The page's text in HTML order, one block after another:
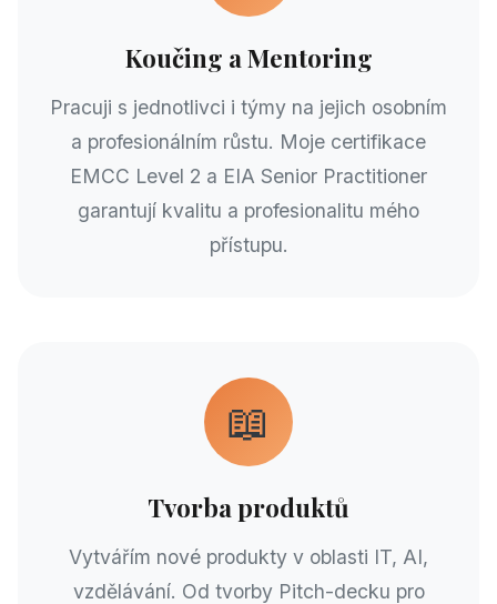
Koučing a Mentoring
Pracuji s jednotlivci i týmy na jejich osobním
a profesionálním růstu. Moje certifikace
EMCC Level 2 a EIA Senior Practitioner
garantují kvalitu a profesionalitu mého
přístupu.
📖
Tvorba produktů
Vytvářím nové produkty v oblasti IT, AI,
vzdělávání. Od tvorby Pitch-decku pro